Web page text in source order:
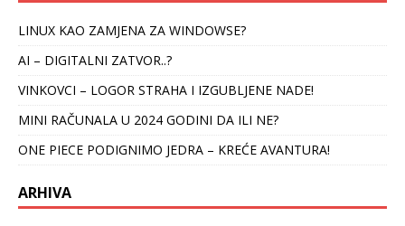
LINUX KAO ZAMJENA ZA WINDOWSE?
AI – DIGITALNI ZATVOR..?
VINKOVCI – LOGOR STRAHA I IZGUBLJENE NADE!
MINI RAČUNALA U 2024 GODINI DA ILI NE?
ONE PIECE PODIGNIMO JEDRA – KREĆE AVANTURA!
ARHIVA